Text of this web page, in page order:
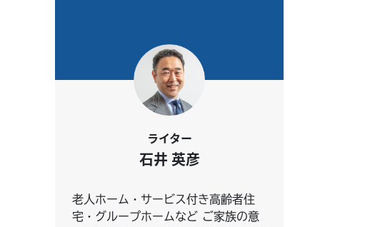
ライター
石井 英彦
老人ホーム・サービス付き高齢者住
宅・グループホームなど ご家族の意